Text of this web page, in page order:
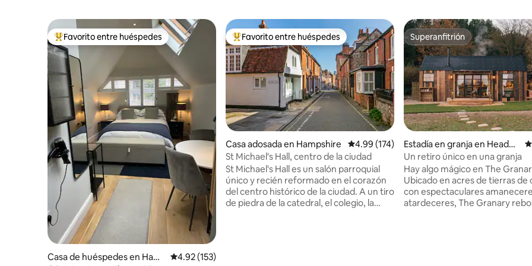
Favorito entre huéspedes preferido
Favorito entre huéspedes
Casa de huéspedes en Ham
Calificación promedio: 4.92 de 5, 153 reseñas
4.92 (153)
Favorito entre huéspedes preferido
Favorito entre huéspedes
Casa adosada en Hampshire Calificación promedio: 4.99 de 5, 174 reseñas
4.99 (174)
St Michael's Hall, centro de la ciudad
St Michael's Hall es un salón parroquial
único y recién reformado en el corazón
del centro histórico de la ciudad. A un tiro
de piedra de la catedral, el colegio, la
Superanfitrión
Superanfitrión
Estadía en granja en Headbo
urne Worthy
Un retiro único en una granja
Hay algo mágico en The
Ubicado en acres de tierras de
con espectaculares
atardeceres, The Granary